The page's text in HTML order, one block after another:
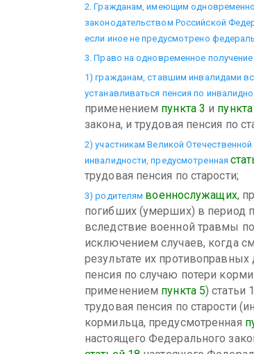
2. Гражданам, имеющим
законодательством Российской
если иное не предусмотрено
3. Право на одновременное
1) гражданам, ставшим инвалидами
устанавливаться пенсия по
применением пункта 3 и
закона, и трудовая пенсия по
2) участникам Великой
инвалидности, предусмотренная
трудовая пенсия по старости;
3) родителям военнослужащих,
погибших (умерших) в период
вследствие военной травмы
исключением случаев, когда
результате их
пенсия по случаю потери
применением пункта 5) статьи
трудовая пенсия по старости
кормильца, предусмотренная
настоящего Федерального